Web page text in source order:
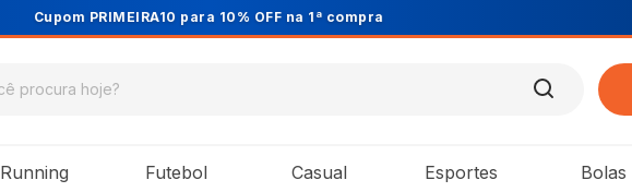
Cupom PRIMEIRA10 para 10% OFF na 1ª compra
Running Futebol Casual Esportes Bolas